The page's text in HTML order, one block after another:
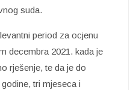
suda.
period za ocjenu
decembra 2021. kada je
rješenje, te da je do
tri mjeseca i